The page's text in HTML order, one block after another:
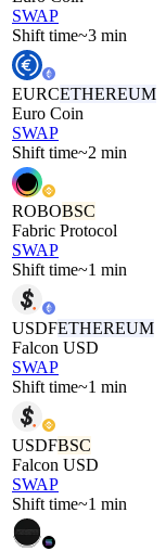
SWAP
Shift time~3 min
EURCETHEREUM
Euro Coin
SWAP
Shift time~2 min
ROBOBSC
Fabric Protocol
SWAP
Shift time~1 min
USDFETHEREUM
Falcon USD
SWAP
Shift time~1 min
USDFBSC
Falcon USD
SWAP
Shift time~1 min